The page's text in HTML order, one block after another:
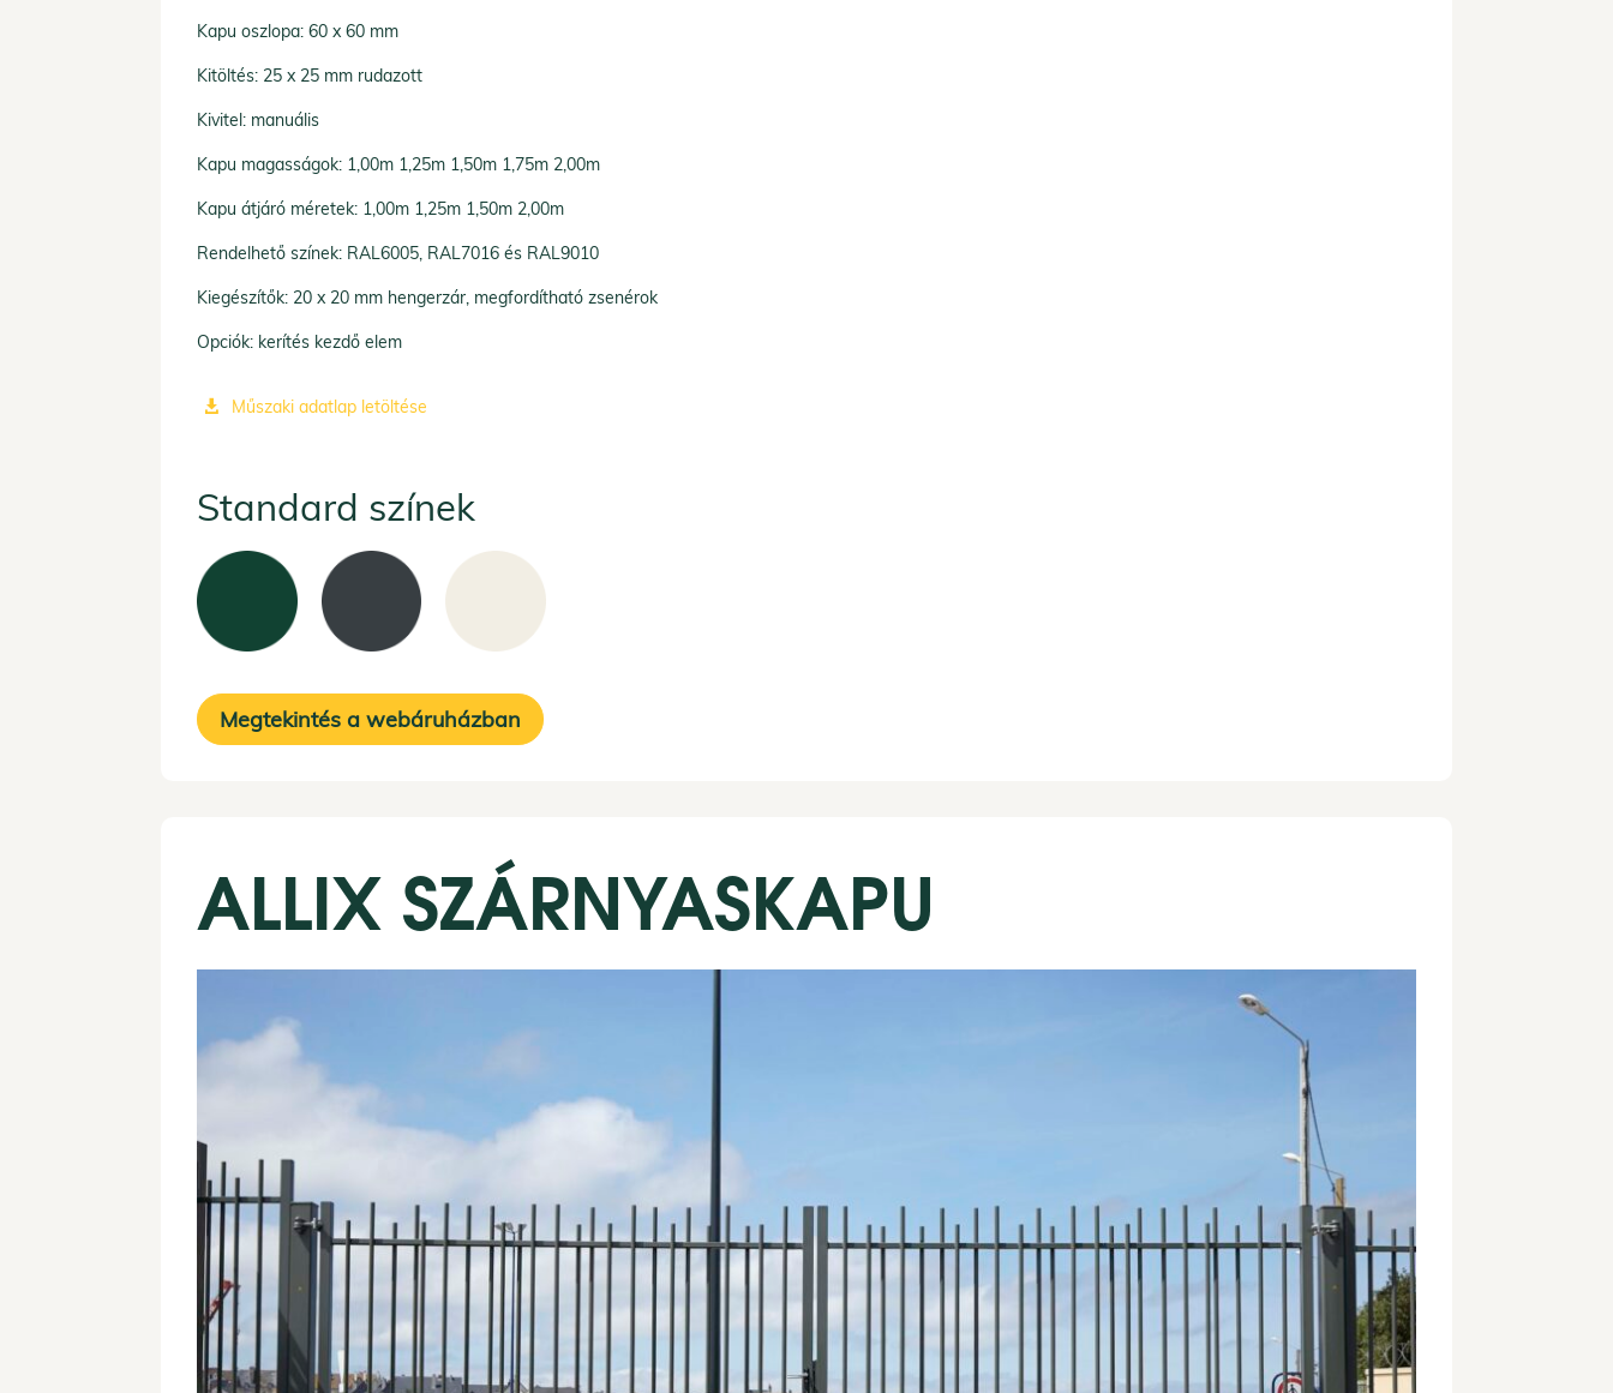
Kapu oszlopa: 60 x 60 mm
Kitöltés: 25 x 25 mm rudazott
Kivitel: manuális
Kapu magasságok: 1,00m 1,25m 1,50m 1,75m 2,00m
Kapu átjáró méretek: 1,00m 1,25m 1,50m 2,00m
Rendelhető színek: RAL6005, RAL7016 és RAL9010
Kiegészítők: 20 x 20 mm hengerzár, megfordítható zsenérok
Opciók: kerítés kezdő elem
 Műszaki adatlap letöltése
Standard színek
Megtekintés a webáruházban
ALLIX SZÁRNYASKAPU